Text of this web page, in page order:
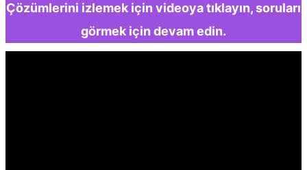
Çözümlerini izlemek için videoya tıklayın, soruları
görmek için devam edin.